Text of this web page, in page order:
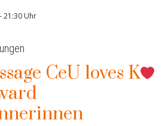
-21:30 Uhr
CeU loves K